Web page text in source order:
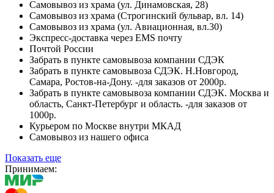
Самовывоз из храма (ул. Динамовская, 28)
Самовывоз из храма (Строгинский бульвар, вл. 14)
Самовывоз из храма (ул. Авиационная, вл.30)
Экспресс-доставка через EMS почту
Почтой России
Забрать в пункте самовывоза компании СДЭК
Забрать в пункте самовывоза СДЭК. Н.Новгород,
Самара, Ростов-на-Дону. -для заказов от 2000р.
Забрать в пункте самовывоза компании СДЭК. Москва и
область, Санкт-Петербург и область. -для заказов от
1000р.
Курьером по Москве внутри МКАД
Самовывоз из нашего офиса
Показать еще
Принимаем: